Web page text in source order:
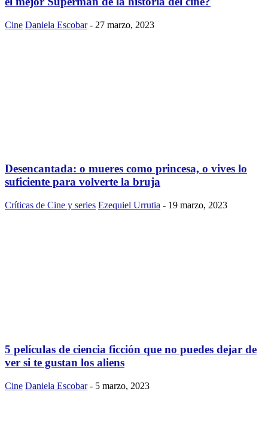
Cine Daniela Escobar - 27 marzo, 2023
Desencantada: o mueres como princesa, o vives lo
suficiente para volverte la bruja
Críticas de Cine y series Ezequiel Urrutia - 19 marzo, 2023
5 películas de ciencia ficción que no puedes dejar de
ver si te gustan los aliens
Cine Daniela Escobar - 5 marzo, 2023